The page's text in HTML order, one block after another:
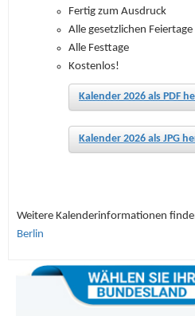
Fertig zum Ausdruck
Alle gesetzlichen
Alle Festtage
Kostenlos!
Kalender 2026 als PDF
Kalender 2026 als JPG
Weitere Kalenderinformationen
Berlin